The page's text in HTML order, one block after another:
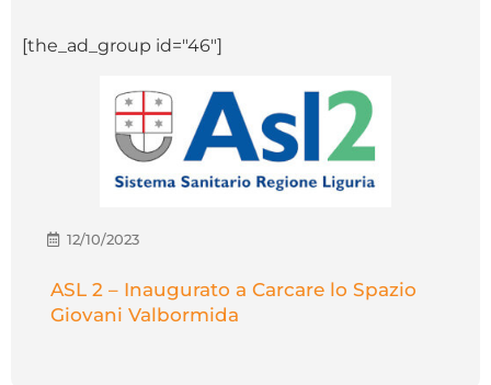
[the_ad_group id="46"]
12/10/2023
ASL 2 – Inaugurato a Carcare lo Spazio
Giovani Valbormida